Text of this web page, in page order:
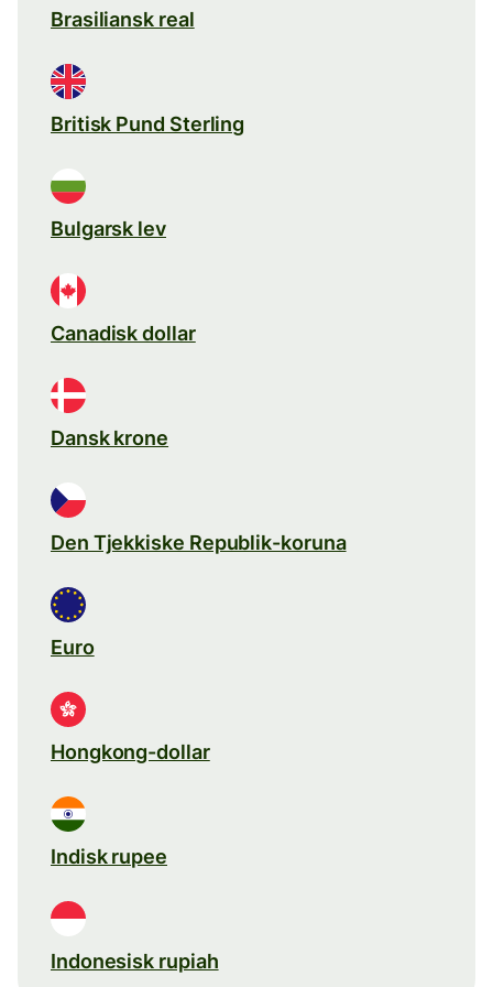
Brasiliansk real
Britisk Pund Sterling
Bulgarsk lev
Canadisk dollar
Dansk krone
Den Tjekkiske Republik-koruna
Euro
Hongkong-dollar
Indisk rupee
Indonesisk rupiah